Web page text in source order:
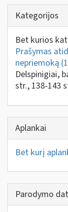
Kategorijos
Bet kurios
Prašymas
nepriemoką
Delspinigiai,
str., 138-143
Aplankai
Bet kurį
Parodymo